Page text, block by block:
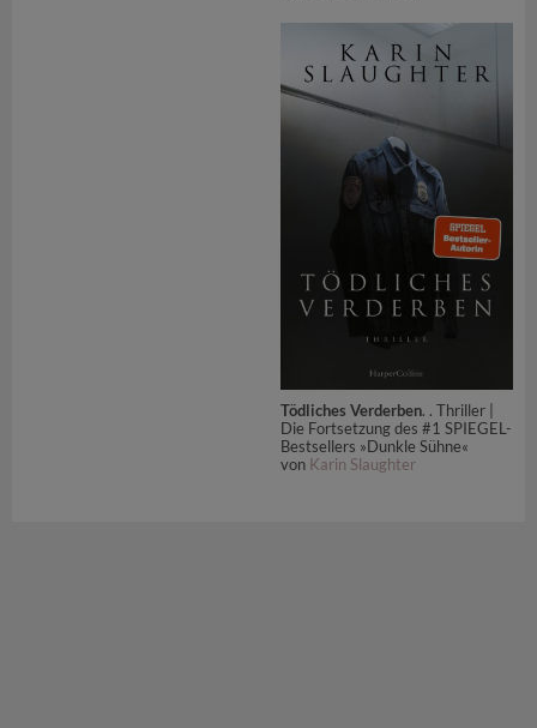
Tödliches Verderben. . Thriller |
Die Fortsetzung des #1 SPIEGEL-
Bestsellers »Dunkle Sühne«
von Karin Slaughter